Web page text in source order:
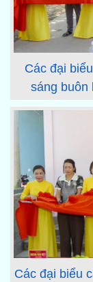
Các đại
sáng buôn
Các đại biểu